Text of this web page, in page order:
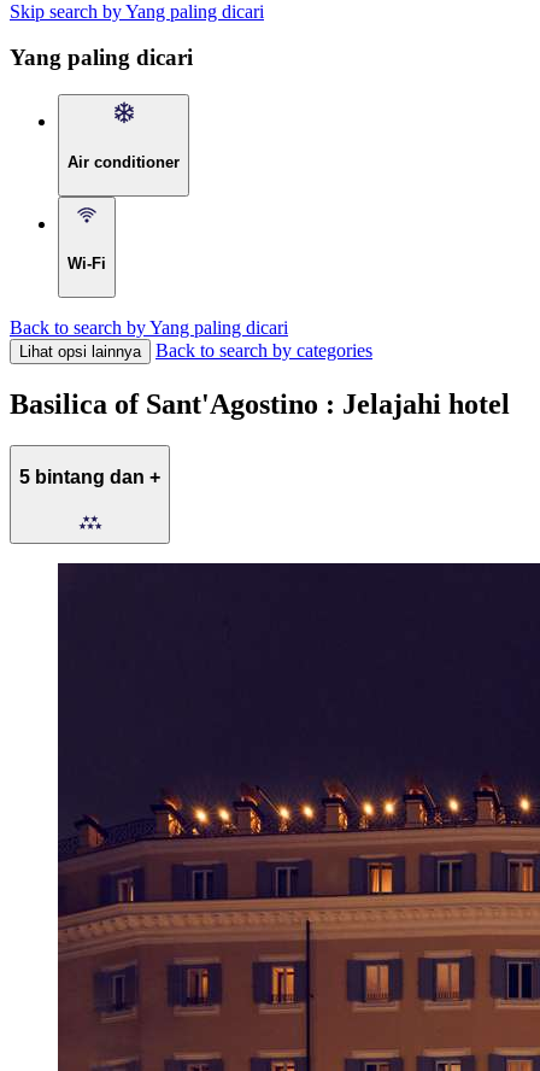
Skip search by Yang paling dicari
Yang paling dicari
Air conditioner
Wi-Fi
Back to search by Yang paling dicari
Lihat opsi lainnya Back to search by categories
Basilica of Sant'Agostino : Jelajahi hotel
5 bintang dan +